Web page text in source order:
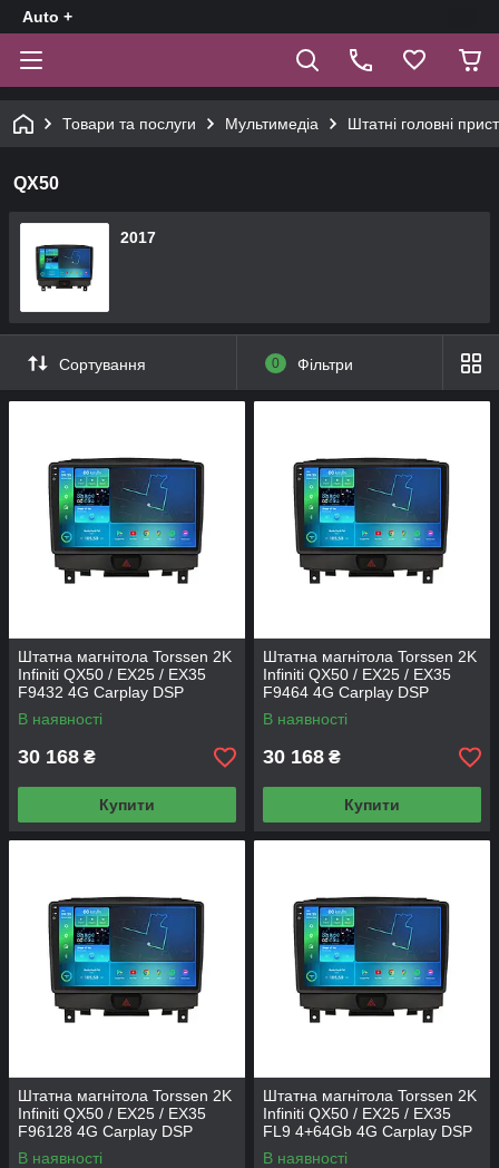
Auto +
Товари та послуги Мультимедіа Штатні головні
QX50
2017
Сортування 0 Фільтри
Штатна магнітола Torssen 2K
Infiniti QX50 / EX25 / EX35
F9432 4G Carplay DSP
В наявності
30 168 ₴
Купити
Штатна магнітола Torssen 2K
Infiniti QX50 / EX25 / EX35
F9464 4G Carplay DSP
В наявності
30 168 ₴
Купити
Штатна магнітола Torssen 2K
Infiniti QX50 / EX25 / EX35
F96128 4G Carplay DSP
В наявності
Штатна магнітола Torssen 2K
Infiniti QX50 / EX25 / EX35
FL9 4+64Gb 4G Carplay DSP
В наявності